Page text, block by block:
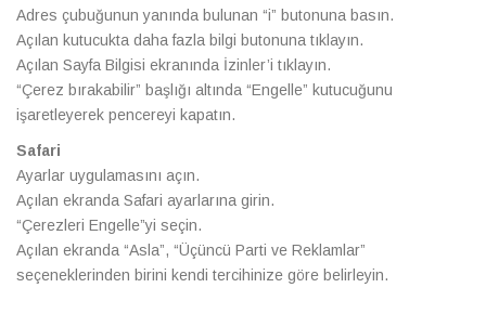
Adres çubuğunun yanında bulunan “i” butonuna basın.
Açılan kutucukta daha fazla bilgi butonuna tıklayın.
Açılan Sayfa Bilgisi ekranında İzinler’i tıklayın.
“Çerez bırakabilir” başlığı altında “Engelle” kutucuğunu
işaretleyerek pencereyi kapatın.
Safari
Ayarlar uygulamasını açın.
Açılan ekranda Safari ayarlarına girin.
“Çerezleri Engelle”yi seçin.
Açılan ekranda “Asla”, “Üçüncü Parti ve Reklamlar”
seçeneklerinden birini kendi tercihinize göre belirleyin.